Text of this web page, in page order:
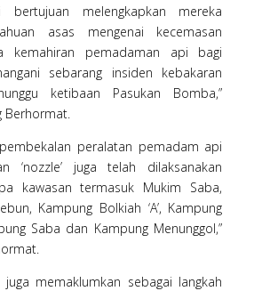
bertujuan melengkapkan mereka
asas mengenai kecemasan
kemahiran pemadaman api bagi
sebarang insiden kebakaran
ketibaan Pasukan Bomba,”
Berhormat.
peralatan pemadam api
‘nozzle’ juga telah dilaksanakan
kawasan termasuk Mukim Saba,
Kampung Bolkiah ‘A’, Kampung
Saba dan Kampung Menunggol,”
memaklumkan sebagai langkah